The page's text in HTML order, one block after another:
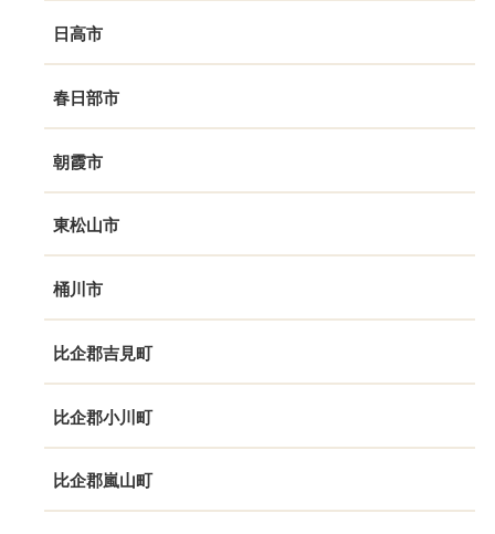
日高市
春日部市
朝霞市
東松山市
桶川市
比企郡吉見町
比企郡小川町
比企郡嵐山町